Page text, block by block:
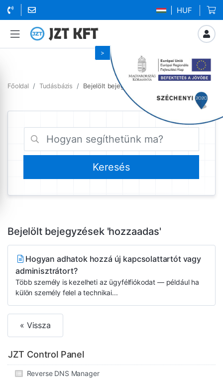
| HUF
Főoldal Tudásbázis Bejelölt bejegyzések hozzaadas
Bejelölt bejegyzések 'hozzaadas'
Hogyan adhatok hozzá új kapcsolattartót vagy
adminisztrátort?
Több személy is kezelheti az ügyfélfiókodat — például ha
külön személy felel a technikai...
« Vissza
JZT Control Panel
Reverse DNS Manager